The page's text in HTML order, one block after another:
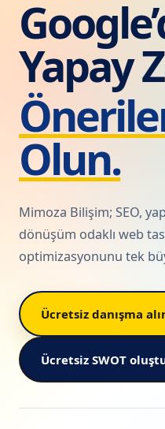
Yapay
Olun.
Mimoza Bilişim; SEO,
dönüşüm odaklı web
optimizasyonunu tek
Ücretsiz danışma
Ücretsiz SWOT